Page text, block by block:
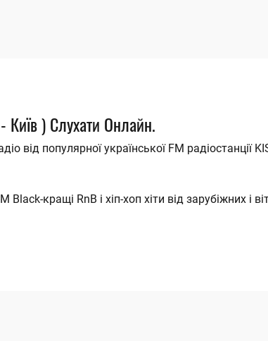
Київ ) Слухати Онлайн.
від популярної української FM радіостанції
кращі RnB і хіп-хоп хіти від зарубіжних і